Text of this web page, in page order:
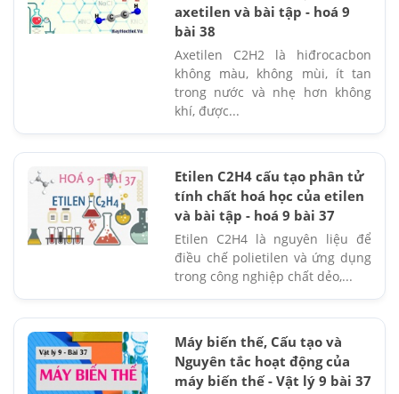
axetilen và bài tập - hoá 9
bài 38
Axetilen C2H2 là hiđrocacbon
không màu, không mùi, ít tan
trong nước và nhẹ hơn không
khí, được...
Etilen C2H4 cấu tạo phân tử
tính chất hoá học của etilen
và bài tập - hoá 9 bài 37
Etilen C2H4 là nguyên liệu để
điều chế polietilen và ứng dụng
trong công nghiệp chất dẻo,...
Máy biến thế, Cấu tạo và
Nguyên tắc hoạt động của
máy biến thế - Vật lý 9 bài 37